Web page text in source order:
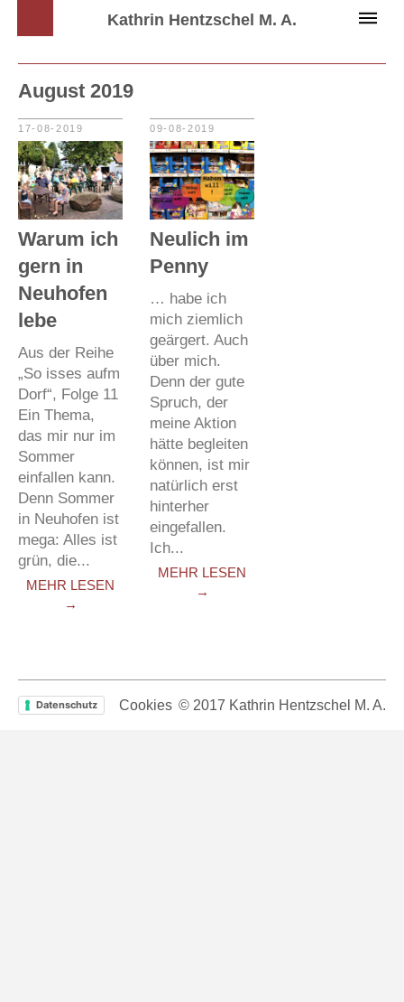
Kathrin Hentzschel M. A.
August 2019
17-08-2019
Warum ich
gern in
Neuhofen
lebe
Aus der Reihe
„So isses aufm
Dorf“, Folge 11
Ein Thema,
das mir nur im
Sommer
einfallen kann.
Denn Sommer
in Neuhofen ist
mega: Alles ist
grün, die...
MEHR LESEN
→
09-08-2019
Neulich im
Penny
… habe ich
mich ziemlich
geärgert. Auch
über mich.
Denn der gute
Spruch, der
meine Aktion
hätte begleiten
können, ist mir
natürlich erst
hinterher
eingefallen.
Ich...
MEHR LESEN
→
Datenschutz Cookies © 2017 Kathrin Hentzschel M. A.